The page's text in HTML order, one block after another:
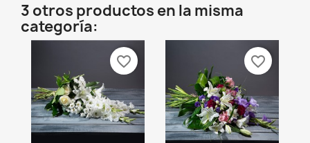
3 otros productos en la misma
categoría:
favorite_border favorite_border